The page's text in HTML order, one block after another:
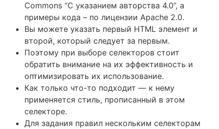
Commons “С указанием авторства 4.0”, а
примеры кода – по лицензии Apache 2.0.
Вы можете указать первый HTML элемент и
второй, который следует за первым.
Поэтому при выборе селекторов стоит
обратить внимание на их эффективность и
оптимизировать их использование.
Как только что-то подходит — к нему
применяется стиль, прописанный в этом
селекторе.
Для задания правил нескольким селекторам